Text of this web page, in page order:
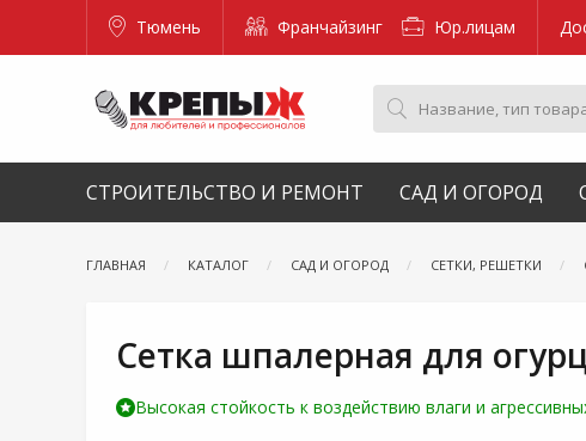
Тюмень Франчайзинг Юр.лицам
СТРОИТЕЛЬСТВО И РЕМОНТ САД И ОГОРОД
ГЛАВНАЯ КАТАЛОГ САД И ОГОРОД СЕТКИ, РЕШЕТКИ
Сетка шпалерная для
Высокая стойкость к воздействию влаги и